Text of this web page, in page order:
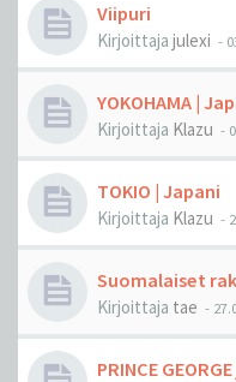
Viipuri
Kirjoittaja julexi -
YOKOHAMA |
Kirjoittaja Klazu -
TOKIO | Japani
Kirjoittaja Klazu -
Suomalaiset
Kirjoittaja tae -
PRINCE